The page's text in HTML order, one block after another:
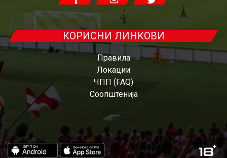
КОРИСНИ ЛИНКОВИ
Правила
Локации
ЧПП (FAQ)
Соопштенија